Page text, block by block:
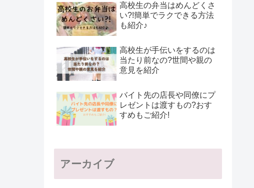
高校生の弁当はめんどくさ
い?!簡単でラクできる方法
も紹介♪
高校生が手伝いをするのは
当たり前なの?世間や親の
意見を紹介
バイト先の店長や同僚にプ
レゼントは渡すもの?おす
すめもご紹介!
アーカイブ